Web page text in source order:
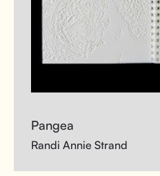
Pangea
Randi Annie Strand